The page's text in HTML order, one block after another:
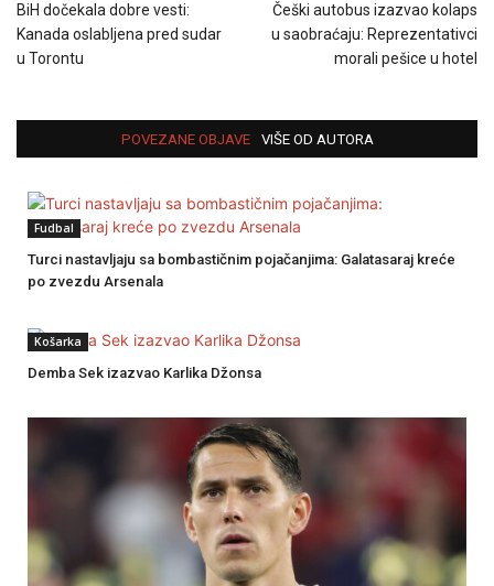
BiH dočekala dobre vesti:
Kanada oslabljena pred sudar
u Torontu
Češki autobus izazvao kolaps
u saobraćaju: Reprezentativci
morali pešice u hotel
POVEZANE OBJAVE VIŠE OD AUTORA
Fudbal
Turci nastavljaju sa bombastičnim pojačanjima: Galatasaraj kreće
po zvezdu Arsenala
Košarka
Demba Sek izazvao Karlika Džonsa